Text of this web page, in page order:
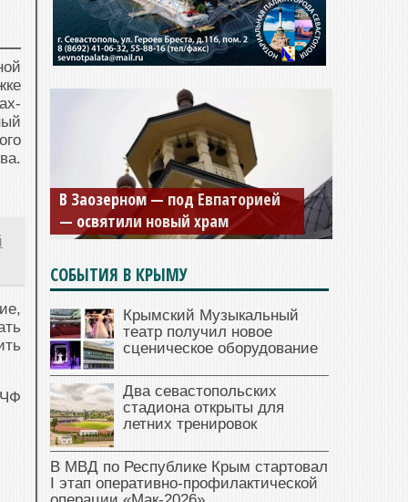
В Заозерном — под Евпаторией
— освятили новый храм
СОБЫТИЯ В КРЫМУ
Крымский Музыкальный
театр получил новое
сценическое оборудование
Два севастопольских
стадиона открыты для
летних тренировок
В МВД по Республике Крым стартовал
I этап оперативно‑профилактической